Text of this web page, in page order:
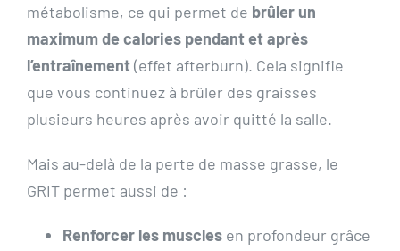
métabolisme, ce qui permet de brûler un
maximum de calories pendant et après
l’entraînement(effet afterburn). Cela signifie
que vous continuez à brûler des graisses
plusieurs heures après avoir quitté la salle.
Mais au-delà de la perte de masse grasse, le
GRIT permet aussi de :
Renforcer les musclesen profondeur grâce